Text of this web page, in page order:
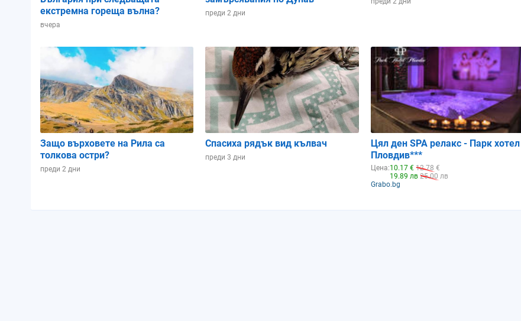
екстремна гореща вълна?
вчера
преди 2 дни
Защо върховете на Рила са
толкова остри?
преди 2 дни
Спасиха рядък вид кълвач
преди 3 дни
Цял ден SPA релакс - Парк хотел
Пловдив***
Цена:10.17 € 12.78 €
19.89 лв 25.00 лв
Grabo.bg